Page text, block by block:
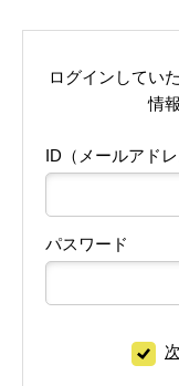
ログインしてい
情
ID（メールアドレ
パスワード